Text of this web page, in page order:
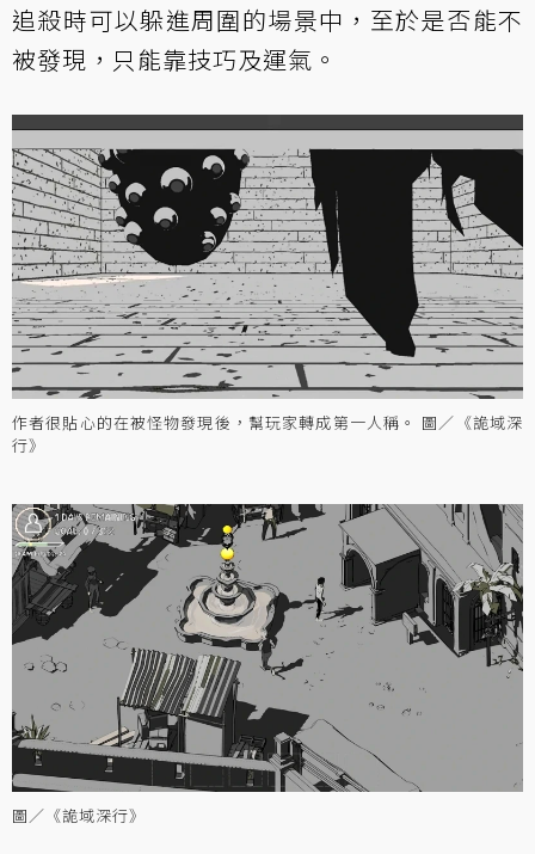
追殺時可以躲進周圍的場景中，至於是否能不
被發現，只能靠技巧及運氣。
作者很貼心的在被怪物發現後，幫玩家轉成第一人稱。 圖／《詭域深
行》
圖／《詭域深行》